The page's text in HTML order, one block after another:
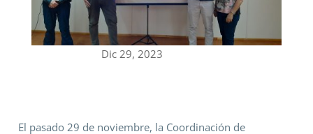
Dic 29, 2023
El pasado 29 de noviembre, la Coordinación de